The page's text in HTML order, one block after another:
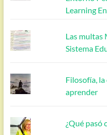
Learning
Las multas
Sistema
Filosofía, la
aprender
¿Qué pasó